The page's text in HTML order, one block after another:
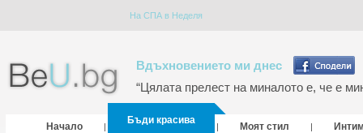
На СПА в Неделя
Вдъхновението ми днес
“Цялата прелест на миналото е, че е
Начало |
Бъди красива
| Моят стил |